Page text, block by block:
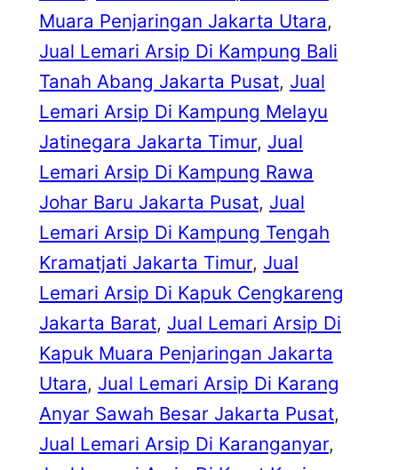
Muara Penjaringan Jakarta Utara
Jual Lemari Arsip Di Kampung Bali
Tanah Abang Jakarta Pusat, Jual
Lemari Arsip Di Kampung Melayu
Jatinegara Jakarta Timur, Jual
Lemari Arsip Di Kampung Rawa
Johar Baru Jakarta Pusat, Jual
Lemari Arsip Di Kampung Tengah
Kramatjati Jakarta Timur, Jual
Lemari Arsip Di Kapuk Cengkareng
Jakarta Barat, Jual Lemari Arsip Di
Kapuk Muara Penjaringan Jakarta
Utara, Jual Lemari Arsip Di Karang
Anyar Sawah Besar Jakarta Pusat
Jual Lemari Arsip Di Karanganyar